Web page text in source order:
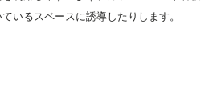
いるスペースに誘導したりします。